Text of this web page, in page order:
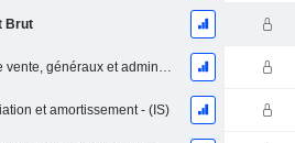
Brut
Frais de vente, généraux et administratifs, total
et amortissement - (IS)